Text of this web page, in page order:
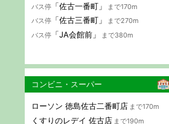
バス停 「佐古一番町」
まで170m
バス停 「佐古三番町」
まで270m
バス停 「JA会館前」 まで380m
コンビニ・スーパー
ローソン 徳島佐古二番町店 まで170m
くすりのレデイ 佐古店 まで190m